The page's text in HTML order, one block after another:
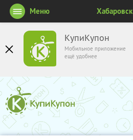
КупиКупон
Мобильное приложение
ещё удобнее
Меню Хабаровск